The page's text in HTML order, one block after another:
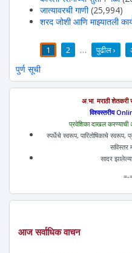
जात्यावरची गाणी (25,994)
शरद जोशी आणि माझ्यातली
1 2 … पुढील ›
पुर्ण सूची
अ.भा. मराठी शेतकरी
विश्वस्तरीय
प्रवेशिका दाखल
स्पर्धेचे स्वरूप, पारितोषिकाचे स्वरूप,
सविस्तर
सादर
=-
आज सर्वाधिक वाचन